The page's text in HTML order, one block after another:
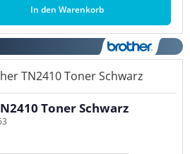
In den Warenkorb
Toner Schwarz